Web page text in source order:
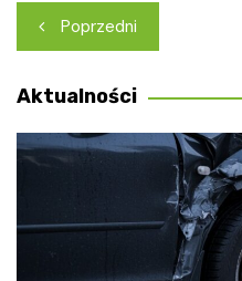
Nawigacja
wpisu
Poprzedni
Aktualności